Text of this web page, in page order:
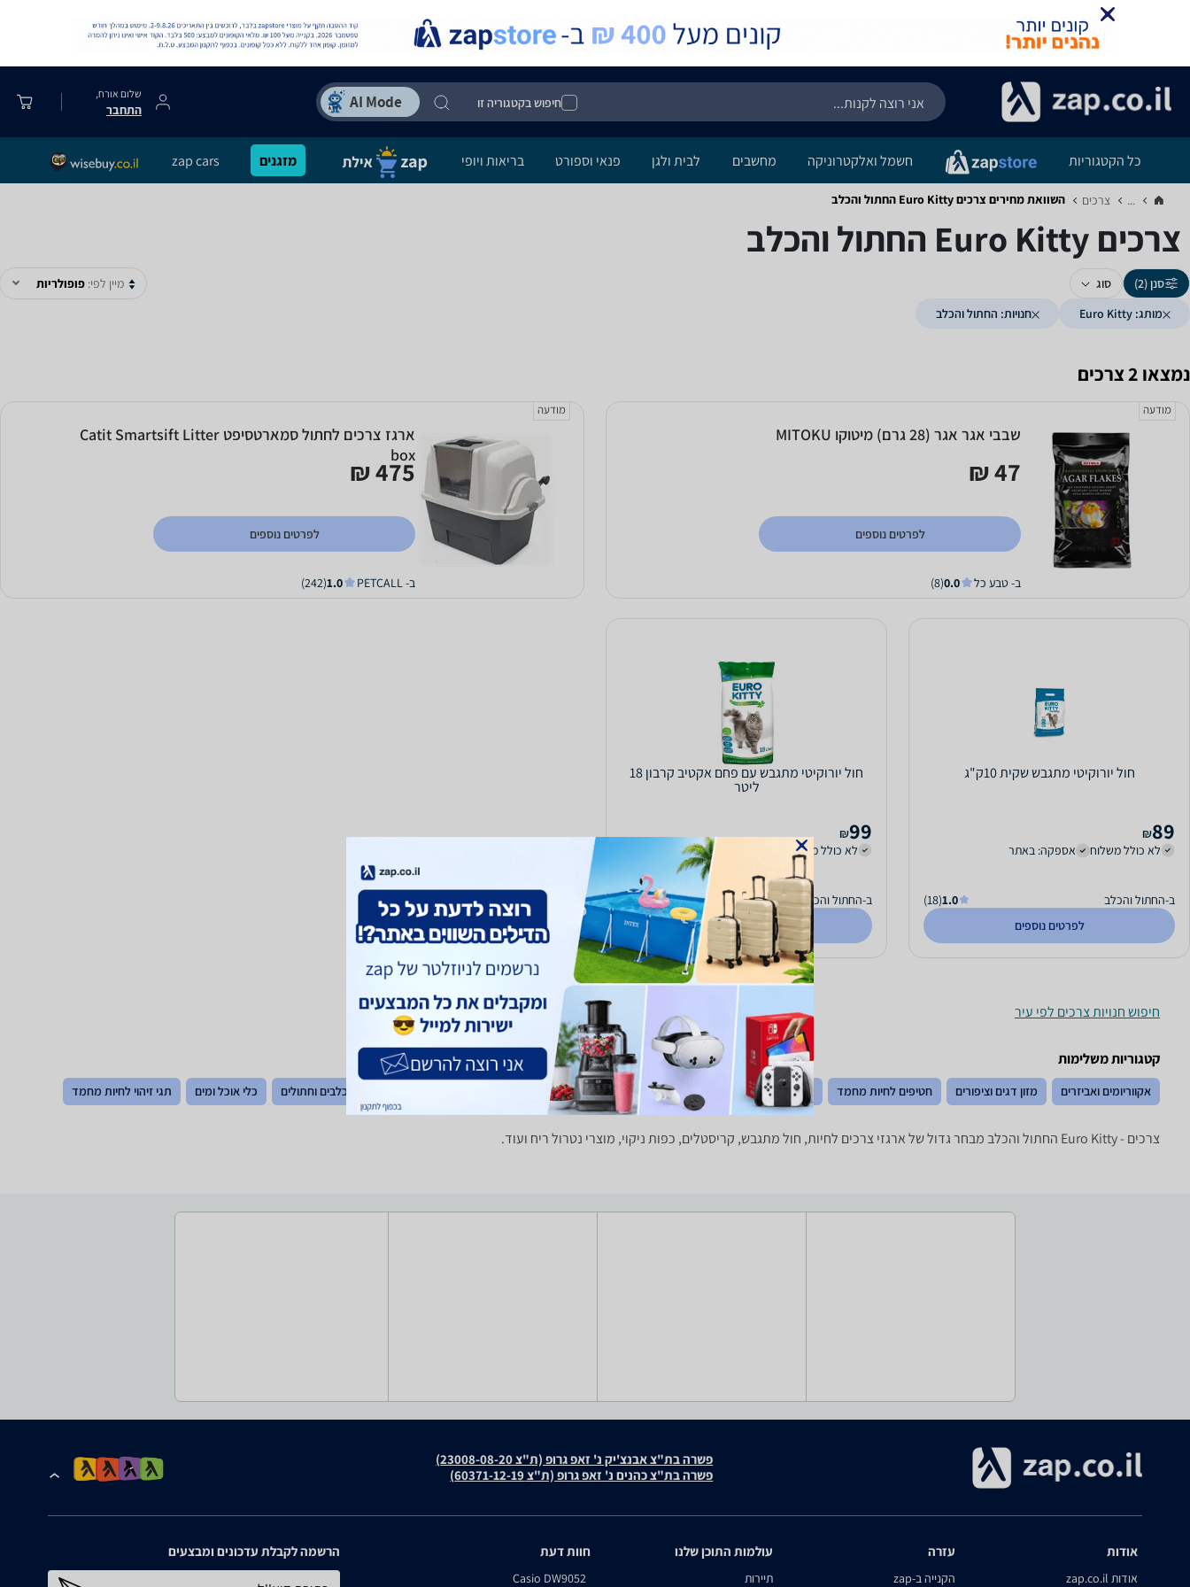
חיפוש בקטגוריה זו
שלום אורח,
התחבר
כל הקטגוריות חשמל ואלקטרוניקה מחשבים לבית ולגן פנאי וספורט בריאות ויופי מזגנים zap cars
... צרכים‏ השוואת מחירים צרכים ‏Euro Kitty ‏החתול והכלב
צרכים ‏Euro Kitty ‏החתול והכלב
סנן (2)
סוג
מותג: Euro Kitty
חנויות: החתול והכלב
מיין לפי: פופולריות
נמצאו 2 צרכים
מודעה
שבבי אגר אגר (28 גרם) מיטוקו MITOKU
47 ₪
לפרטים נוספים
ב- טבע כל 0.0
(8)
מודעה
ארגז צרכים לחתול סמארטסיפט Catit Smartsift Litter
box
475 ₪
לפרטים נוספים
ב- PETCALL 1.0
(242)
חול יורוקיטי מתגבש שקית 10ק"ג
89
₪
לא כולל משלוח
אספקה: באתר
ב-החתול והכלב 1.0
(18)
לפרטים נוספים
חול יורוקיטי מתגבש עם פחם אקטיב קרבון 18
ליטר
99
₪
לא כולל משלוח
אספקה: באתר
ב-החתול והכלב 1.0
(18)
לפרטים נוספים
חיפוש חנויות צרכים לפי עיר
קטגוריות משלימות
אקווריומים ואביזרים מזון דגים וציפורים חטיפים לחיות מחמד מיטות, כלובים ומלונות בגדים לחיות רצועות, קולרים ורתמות מזון כלבים וחתולים כלי אוכל ומים תגי זיהוי לחיות מחמד
צרכים - ‏Euro Kitty ‏החתול והכלב מבחר גדול של ארגזי צרכים לחיות, חול מתגבש, קריסטלים, כפות ניקוי, מוצרי נטרול ריח ועוד.
פשרה בת"צ אבנצ'יק נ' זאפ גרופ (ת"צ 23008-08-20)
פשרה בת"צ כהנים נ' זאפ גרופ (ת"צ 60371-12-19)
אודות
אודות zap.co.il
עזרה
הקנייה ב-zap
עולמות התוכן שלנו
תיירות
חוות דעת
Casio DW9052
הרשמה לקבלת עדכונים ומבצעים